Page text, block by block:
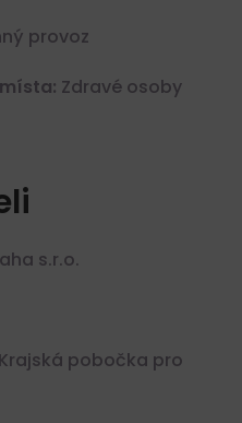
provoz
Zdravé osoby
s.r.o.
Krajská pobočka pro